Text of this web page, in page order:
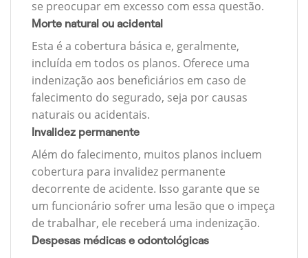
se preocupar em excesso com essa questão.
Morte natural ou acidental
Esta é a cobertura básica e, geralmente,
incluída em todos os planos. Oferece uma
indenização aos beneficiários em caso de
falecimento do segurado, seja por causas
naturais ou acidentais.
Invalidez permanente
Além do falecimento, muitos planos incluem
cobertura para invalidez permanente
decorrente de acidente. Isso garante que se
um funcionário sofrer uma lesão que o impeça
de trabalhar, ele receberá uma indenização.
Despesas médicas e odontológicas